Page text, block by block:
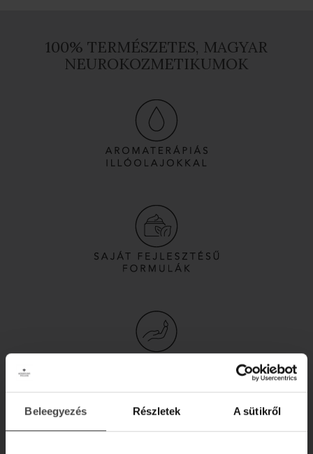
Beleegyezés Részletek A sütikről
100% TERMÉSZETES, MAGYAR
NEUROKOZMETIKUMOK